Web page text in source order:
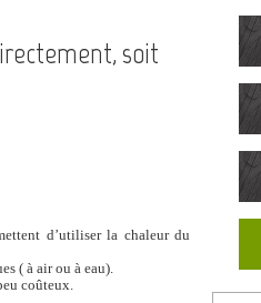
soit
d’utiliser la chaleur du
( à air ou à eau).
coûteux.